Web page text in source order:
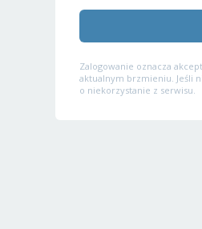
Zalogowanie oznacza
aktualnym brzmieniu. Jeśli
o niekorzystanie z serwisu.